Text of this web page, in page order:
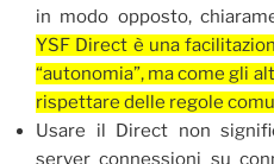
in modo opposto,
YSF Direct è una
“autonomia”, ma come gli
rispettare delle regole
Usare il Direct non
server connessioni su